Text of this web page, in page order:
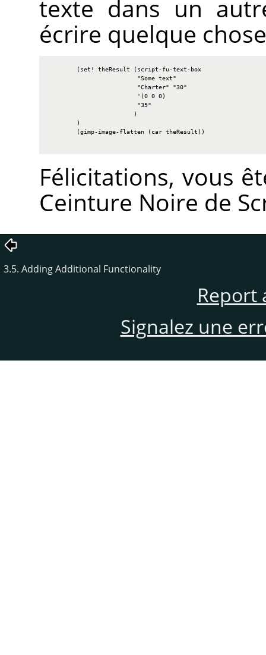
texte dans un
écrire quelque
        (set! theResult (script-fu-text-box
                         "Some text"
                         "Charter" "30"
                         '(0 0 0)
                         "35"
                        )
        )
        (gimp-image-flatten (car theResult))
Félicitations, vous
Ceinture Noire de
3.5. Adding Additional Functionality
Report
Signalez une